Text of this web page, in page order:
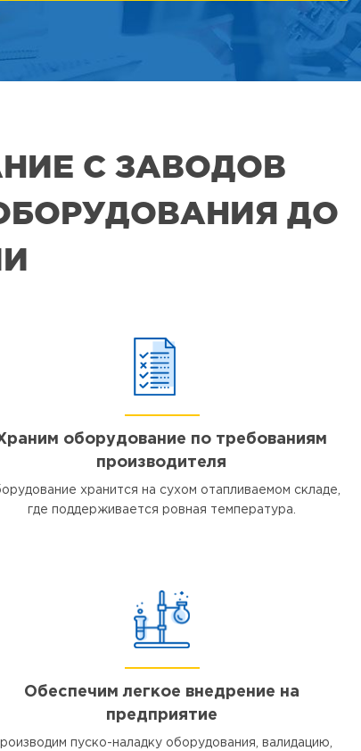
С ЗАВОДОВ
ДО
оборудование по требованиям
производителя
хранится на сухом отапливаемом складе,
где поддерживается ровная температура.
Обеспечим легкое внедрение на
предприятие
пуско-наладку оборудования, валидацию,